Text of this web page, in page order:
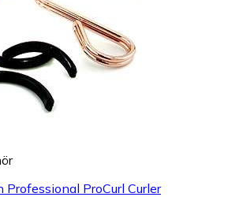
Professional ProCurl Curler